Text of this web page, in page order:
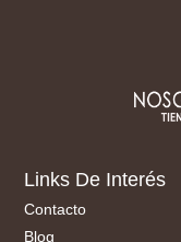
Links De Interés
Contacto
Blog